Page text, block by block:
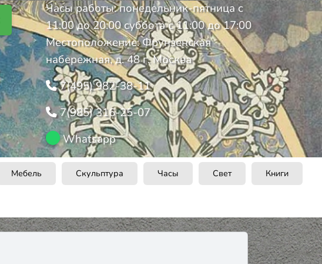
Часы работы: понедельник-пятница с
11:00 до 20:00 суббота с 11:00 до 17:00
Местоположение: Фрунзенская
набережная, д. 48 г. Москва
7(495) 982-38-11
7(985) 316-25-07
Whatsapp
Мебель Скульптура Часы Свет Книги